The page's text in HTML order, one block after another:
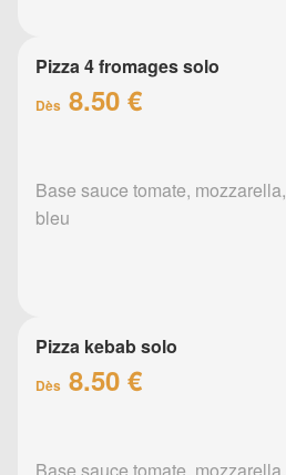
Pizza 4 fromages solo
Dès 8.50 €
Base sauce tomate,
bleu
Pizza kebab solo
Dès 8.50 €